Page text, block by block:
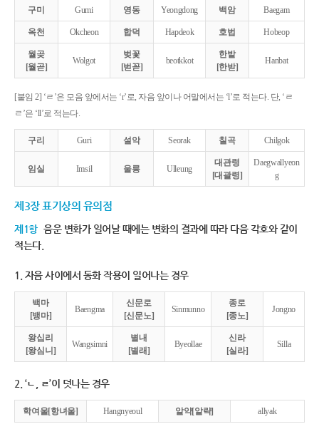
구미 Gumi 영동 Yeongdong 백암 Baegam
옥천 Okcheon 합덕 Hapdeok 호법 Hobeop
월곶
[월곧]
Wolgot
벚꽃
[벋꼳]
beotkkot
한밭
[한받]
Hanbat
[붙임 2] ‘ㄹ’은 모음 앞에서는 ‘r’로, 자음 앞이나 어말에서는 ‘l’로 적는다. 단, ‘ㄹ
ㄹ’은 ‘ll’로 적는다.
구리 Guri 설악 Seorak 칠곡 Chilgok
임실 Imsil 울릉 Ulleung
대관령
[대괄령]
Daegwallyeon
g
제3장 표기상의 유의점
제1항 음운 변화가 일어날 때에는 변화의 결과에 따라 다음 각호와 같이
적는다.
1. 자음 사이에서 동화 작용이 일어나는 경우
백마
[뱅마]
Baengma
신문로
[신문노]
Sinmunno
종로
[종노]
Jongno
왕십리
[왕심니]
Wangsimni
별내
[별래]
Byeollae
신라
[실라]
Silla
2. ‘ㄴ, ㄹ’이 덧나는 경우
학여울[항녀울] Hangnyeoul 알약[알략] allyak